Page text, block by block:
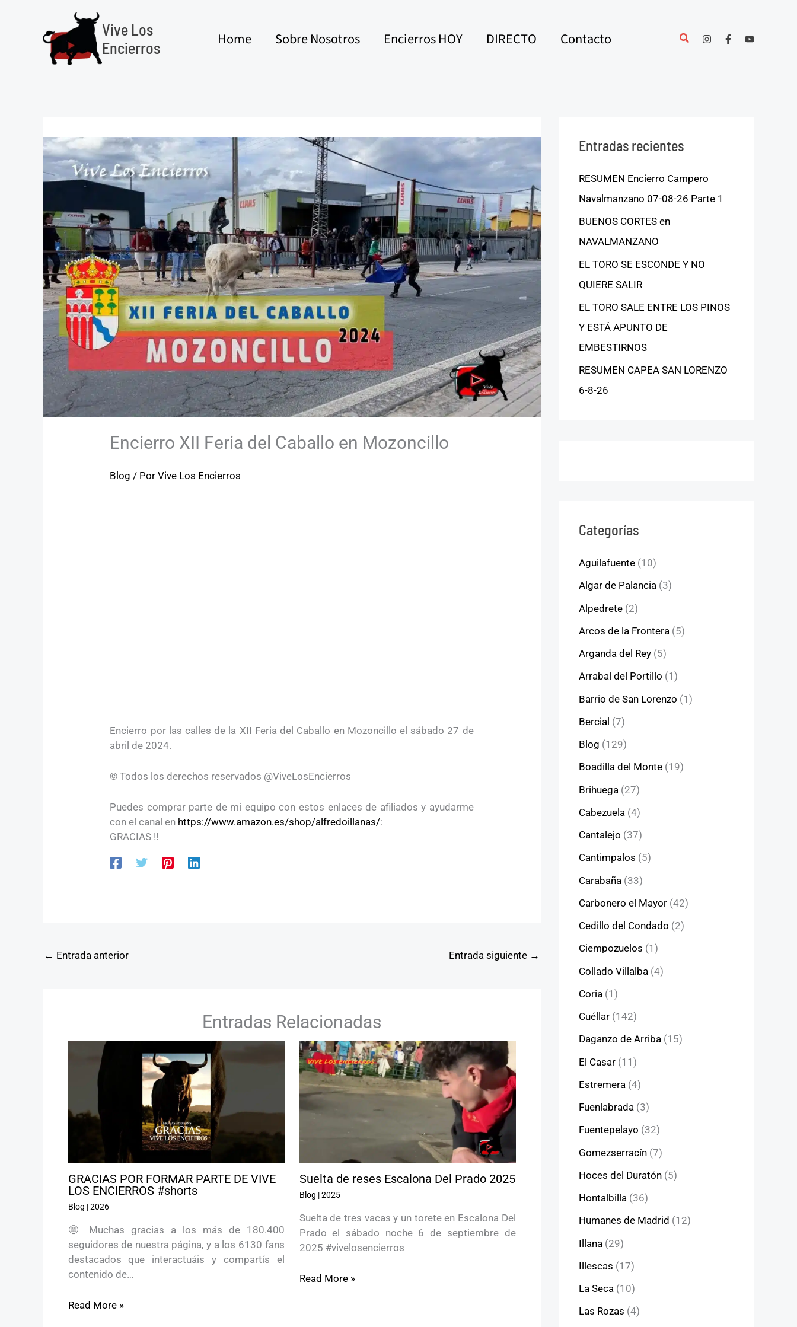
contenido
Vive Los
Encierros
Home Sobre Nosotros Encierros HOY DIRECTO Contacto
Encierro XII Feria del Caballo en Mozoncillo
Blog / PorVive Los Encierros
Encierro por las calles de la XII Feria del Caballo en Mozoncillo el sábado 27 de
abril de 2024.
© Todos los derechos reservados @ViveLosEncierros
Puedes comprar parte de mi equipo con estos enlaces de afiliados y ayudarme
con el canal en https://www.amazon.es/shop/alfredoillanas/:
GRACIAS !!
← Entrada anterior Entrada siguiente →
Entradas Relacionadas
GRACIAS POR FORMAR PARTE DE VIVE
LOS ENCIERROS #shorts
Blog |2026
🤩 Muchas gracias a los más de 180.400
seguidores de nuestra página, y a los 6130 fans
destacados que interactuáis y compartís el
contenido de…
Read More »
Suelta de reses Escalona Del Prado 2025
Blog |2025
Suelta de tres vacas y un torete en Escalona Del
Prado el sábado noche 6 de septiembre de
2025 #vivelosencierros
Read More »
Entradas recientes
RESUMEN Encierro Campero
Navalmanzano 07-08-26 Parte 1
BUENOS CORTES en
NAVALMANZANO
EL TORO SE ESCONDE Y NO
QUIERE SALIR
EL TORO SALE ENTRE LOS PINOS
Y ESTÁ APUNTO DE
EMBESTIRNOS
RESUMEN CAPEA SAN LORENZO
6-8-26
Categorías
Aguilafuente (10)
Algar de Palancia (3)
Alpedrete (2)
Arcos de la Frontera (5)
Arganda del Rey (5)
Arrabal del Portillo (1)
Barrio de San Lorenzo (1)
Bercial (7)
Blog (129)
Boadilla del Monte (19)
Brihuega (27)
Cabezuela (4)
Cantalejo (37)
Cantimpalos (5)
Carabaña (33)
Carbonero el Mayor (42)
Cedillo del Condado (2)
Ciempozuelos (1)
Collado Villalba (4)
Coria (1)
Cuéllar (142)
Daganzo de Arriba (15)
El Casar (11)
Estremera (4)
Fuenlabrada (3)
Fuentepelayo (32)
Gomezserracín (7)
Hoces del Duratón (5)
Hontalbilla (36)
Humanes de Madrid (12)
Illana (29)
Illescas (17)
La Seca (10)
Las Rozas (4)